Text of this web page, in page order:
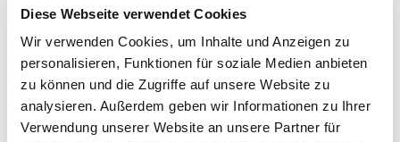
Diese Webseite verwendet Cookies
Wir verwenden Cookies, um Inhalte und Anzeigen zu
personalisieren, Funktionen für soziale Medien anbieten
zu können und die Zugriffe auf unsere Website zu
analysieren. Außerdem geben wir Informationen zu Ihrer
Verwendung unserer Website an unsere Partner für